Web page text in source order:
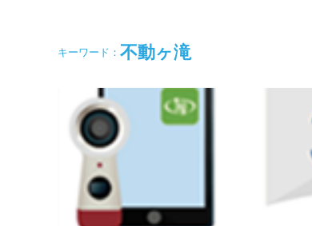
キーワード： 不動ヶ滝